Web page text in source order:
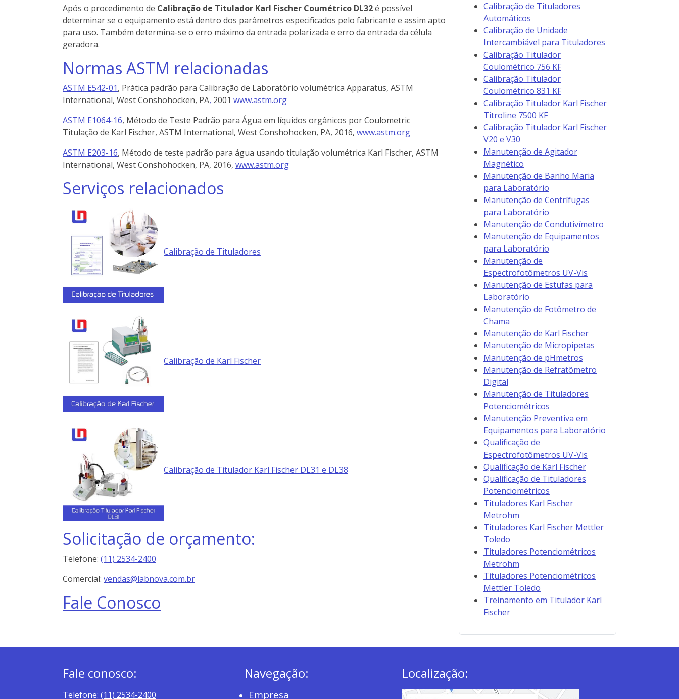
Após o procedimento de Calibração de Titulador Karl Fischer Coumétrico DL32é possível
determinar se o equipamento está dentro dos parâmetros especificados pelo fabricante e assim apto
para uso. Também determina-se o erro máximo da entrada polarizada e erro da entrada da célula
geradora.
Normas ASTM relacionadas
ASTM E542-01, Prática padrão para Calibração de Laboratório volumétrica Apparatus, ASTM
International, West Conshohocken, PA, 2001 www.astm.org
ASTM E1064-16, Método de Teste Padrão para Água em líquidos orgânicos por Coulometric
Titulação de Karl Fischer, ASTM International, West Conshohocken, PA, 2016, www.astm.org
ASTM E203-16, Método de teste padrão para água usando titulação volumétrica Karl Fischer, ASTM
International, West Conshohocken, PA, 2016, www.astm.org
Serviços relacionados
Calibração de Tituladores
Calibração de Karl Fischer
Calibração de Titulador Karl Fischer DL31 e DL38
Solicitação de orçamento:
Telefone: (11) 2534-2400
Comercial: vendas@labnova.com.br
Fale Conosco
Calibração de Tituladores
Automáticos
Calibração de Unidade
Intercambiável para Tituladores
Calibração Titulador
Coulométrico 756 KF
Calibração Titulador
Coulométrico 831 KF
Calibração Titulador Karl Fischer
Titroline 7500 KF
Calibração Titulador Karl Fischer
V20 e V30
Manutenção de Agitador
Magnético
Manutenção de Banho Maria
para Laboratório
Manutenção de Centrífugas
para Laboratório
Manutenção de Condutivímetro
Manutenção de Equipamentos
para Laboratório
Manutenção de
Espectrofotômetros UV-Vis
Manutenção de Estufas para
Laboratório
Manutenção de Fotômetro de
Chama
Manutenção de Karl Fischer
Manutenção de Micropipetas
Manutenção de pHmetros
Manutenção de Refratômetro
Digital
Manutenção de Tituladores
Potenciométricos
Manutenção Preventiva em
Equipamentos para Laboratório
Qualificação de
Espectrofotômetros UV-Vis
Qualificação de Karl Fischer
Qualificação de Tituladores
Potenciométricos
Tituladores Karl Fischer
Metrohm
Tituladores Karl Fischer Mettler
Toledo
Tituladores Potenciométricos
Metrohm
Tituladores Potenciométricos
Mettler Toledo
Treinamento em Titulador Karl
Fischer
Fale conosco:
Telefone: (11) 2534-2400
Navegação:
Empresa
Localização: